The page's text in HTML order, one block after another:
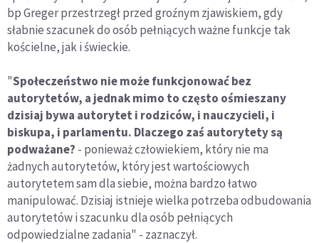
bp Greger przestrzegł przed groźnym zjawiskiem, gdy
słabnie szacunek do osób pełniących ważne funkcje tak
kościelne, jak i świeckie.
"Społeczeństwo nie może funkcjonować bez
autorytetów, a jednak mimo to często ośmieszany
dzisiaj bywa autorytet i rodziców, i nauczycieli, i
biskupa, i parlamentu. Dlaczego zaś autorytety są
podważane? - ponieważ człowiekiem, który nie ma
żadnych autorytetów, który jest wartościowych
autorytetem sam dla siebie, można bardzo łatwo
manipulować. Dzisiaj istnieje wielka potrzeba odbudowania
autorytetów i szacunku dla osób pełniących
odpowiedzialne zadania" - zaznaczył.